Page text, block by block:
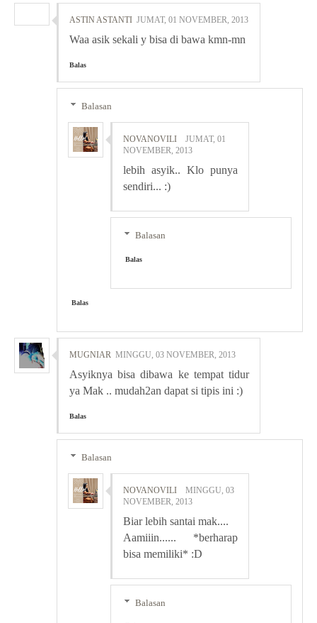
ASTIN ASTANTI JUMAT, 01 NOVEMBER, 2013
Waa asik sekali y bisa di bawa kmn-mn
Balas
Balasan
NOVANOVILI
JUMAT, 01
NOVEMBER, 2013
lebih asyik.. Klo punya
sendiri... :)
Balasan
Balas
Balas
MUGNIAR MINGGU, 03 NOVEMBER, 2013
Asyiknya bisa dibawa ke tempat tidur
ya Mak .. mudah2an dapat si tipis ini :)
Balas
Balasan
NOVANOVILI
MINGGU, 03
NOVEMBER, 2013
Biar lebih santai mak....
Aamiiin...... *berharap
bisa memiliki* :D
Balasan